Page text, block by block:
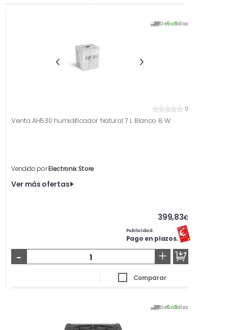
De5a8días
0
Venta AH530 humidificador Natural 7 L Blanco 8 W
Vendido porElectronix Store
Ver más ofertas
399,83€
Publicidad.
Pago en plazos.
- +
Comparar
De5a8días